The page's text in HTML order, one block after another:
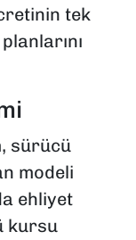
tek
sürücü
modeli
ehliyet
kursu